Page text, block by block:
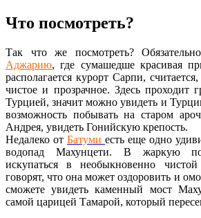
Что посмотреть?
Так что же посмотреть?
Аджарию, где сумашедшекрасивая
располагается курорт Сарпи,
чистое и прозрачное. Здесь проходит
Турцией, значит можно увидеть и
возможность побывать на старом
Андрея, увидеть Гонийскую крепость.
Недалеко от Батуми есть еще одно
водопад Махунцети. В жаркую
искупаться в необыкновенно
говорят, что она может оздоровить и
сможете увидеть каменный мост
самой царицей Тамарой, который